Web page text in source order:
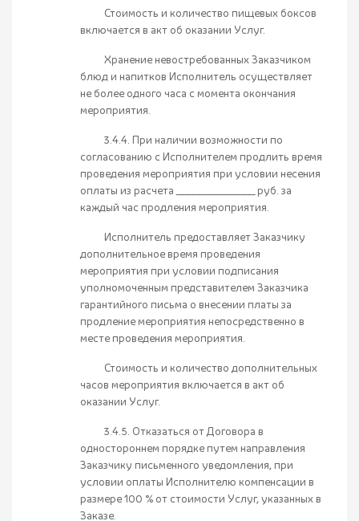
Стоимость и количество пищевых боксов
включается в акт об оказании Услуг.
Хранение невостребованных Заказчиком
блюд и напитков Исполнитель осуществляет
не более одного часа с момента окончания
мероприятия.
3.4.4. При наличии возможности по
согласованию с Исполнителем продлить время
проведения мероприятия при условии несения
оплаты из расчета ______________ руб. за
каждый час продления мероприятия.
Исполнитель предоставляет Заказчику
дополнительное время проведения
мероприятия при условии подписания
уполномоченным представителем Заказчика
гарантийного письма о внесении платы за
продление мероприятия непосредственно в
месте проведения мероприятия.
Стоимость и количество дополнительных
часов мероприятия включается в акт об
оказании Услуг.
3.4.5. Отказаться от Договора в
одностороннем порядке путем направления
Заказчику письменного уведомления, при
условии оплаты Исполнителю компенсации в
размере 100 % от стоимости Услуг, указанных в
Заказе.